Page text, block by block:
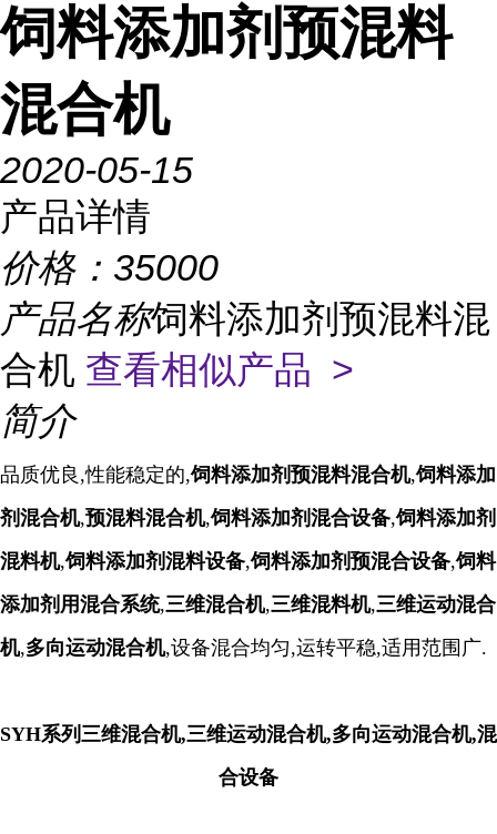
饲料添加剂预混料
混合机
2020-05-15
产品详情
价格： 35000
产品名称饲料添加剂预混料混
合机 查看相似产品 >
简介
品质优良,性能稳定的,饲料添加剂预混料混合机,饲料添加
剂混合机,预混料混合机,饲料添加剂混合设备,饲料添加剂
混料机,饲料添加剂混料设备,饲料添加剂预混合设备,饲料
添加剂用混合系统,三维混合机,三维混料机,三维运动混合
机,多向运动混合机,设备混合均匀,运转平稳,适用范围广.
SYH系列三维混合机,三维运动混合机,多向运动混合机,混
合设备